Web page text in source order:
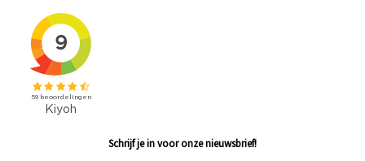
Schrijf je in voor onze nieuwsbrief!